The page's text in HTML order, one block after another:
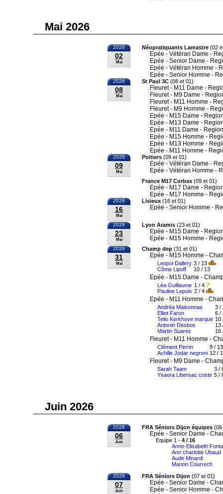
Mai 2026
2026
02
Mai
Néopratiquants Lamastre (02
Epée - Vétéran Dame -
Epée - Senior Dame -
Epée - Vétéran Homme -
Epée - Senior Homme -
2026
08
Mai
St Paul 3C (08 et 01)
Fleuret - M11 Dame -
Fleuret - M9 Dame -
Fleuret - M11 Homme -
Fleuret - M9 Homme -
Epée - M15 Dame -
Epée - M13 Dame -
Epée - M11 Dame -
Epée - M15 Homme -
Epée - M13 Homme -
Epée - M11 Homme -
2026
09
Mai
Poitiers (09 et 01)
Epée - Vétéran Dame -
Epée - Vétéran Homme -
France M17 Corbas (09 et 01)
Epée - M17 Dame -
Epée - M17 Homme -
2026
16
Mai
Lisieux (16 et 01)
Epée - Senior Homme -
2026
23
Mai
Lyon Aramis (23 et 01)
Epée - M15 Dame -
Epée - M15 Homme -
2026
31
Mai
Champ dep (31 et 01)
Epée - M15 Homme -
Leopol Dallery
Côme Lipoff
3 / 13
10 / 13
Epée - M15 Dame -
Léa Guillaume
Pauline Lepoix
1 / 4
2 / 4
Epée - M11 Homme -
Andréa Maisonnas
Elliot Faron
Telio Kerkhove marque
Antonin Desbos
Martin Suarez
3 /
6 /
10
13
16
Fleuret - M11 Homme -
Clément Perrin
Achille Jodar negroni
9 / 13
12 /
Fleuret - M9 Dame -
Sarah Taam
Ysaora Libersac coste
3 /
5 /
Juin 2026
2026
06
Juin
FRA Séniors Dijon équipes (06
Epée - Senior Dame -
Equipe 1 - 4 / 16
Anne-Elisabeth
Ann charlotte Ubaud
Aude Minardi
Manon Courrech
2026
07
Juin
FRA Séniors Dijon (07 et 01)
Epée - Senior Dame -
Epée - Senior Homme -